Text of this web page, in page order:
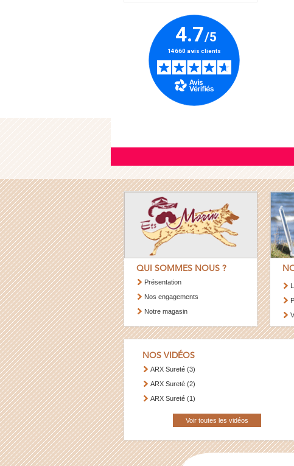
QUI SOMMES NOUS ?
Présentation
Nos engagements
Notre magasin
NOS VIDÉOS
ARX Sureté (3)
ARX Sureté (2)
ARX Sureté (1)
Voir toutes les vidéos